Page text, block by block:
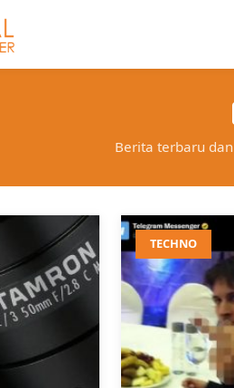
Berita terbaru
TECHNO